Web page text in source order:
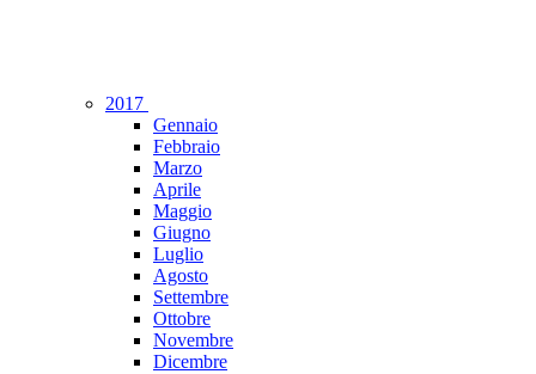
2017
Gennaio
Febbraio
Marzo
Aprile
Maggio
Giugno
Luglio
Agosto
Settembre
Ottobre
Novembre
Dicembre